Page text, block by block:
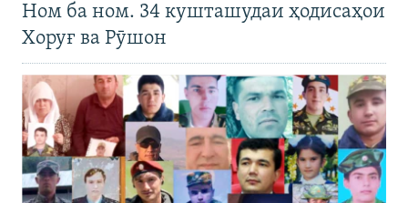
Ном ба ном. 34 кушташудаи ҳодисаҳои
Хоруғ ва Рӯшон